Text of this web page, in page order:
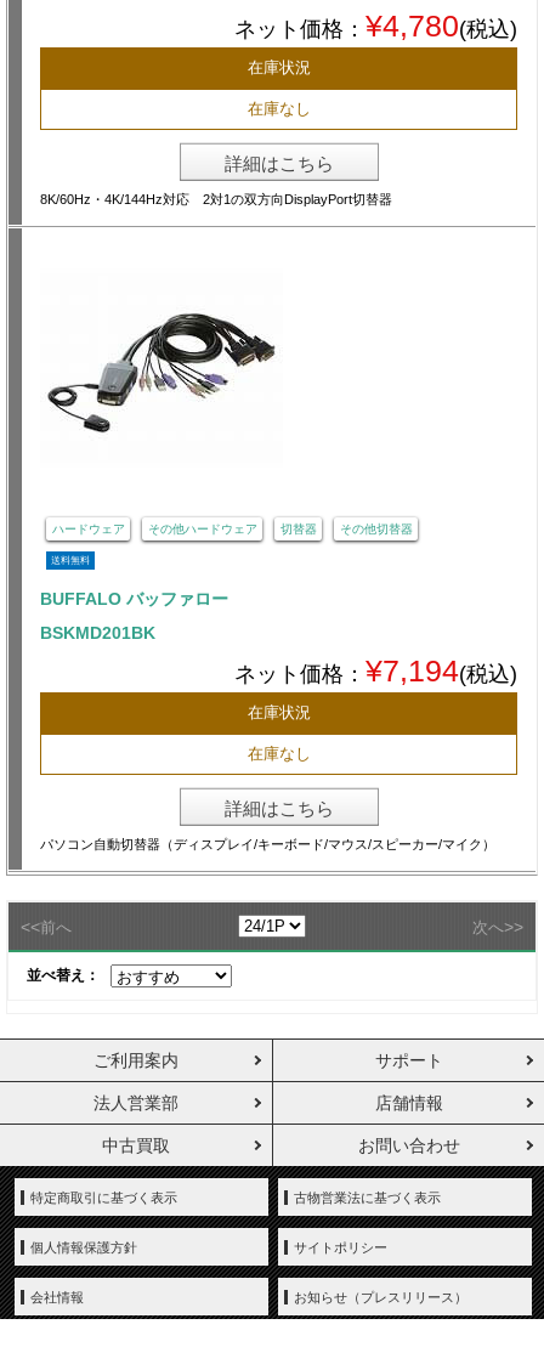
ネット価格： ¥4,780(税込)
在庫状況
在庫なし
詳細はこちら
8K/60Hz・4K/144Hz対応 2対1の双方向DisplayPort切替器
ハードウェア その他ハードウェア 切替器 その他切替器
送料無料
BUFFALO バッファロー
BSKMD201BK
ネット価格： ¥7,194(税込)
在庫状況
在庫なし
詳細はこちら
パソコン自動切替器（ディスプレイ/キーボード/マウス/スピーカー/マイク）
<<前へ 次へ>>
並べ替え：
ご利用案内 サポート
法人営業部 店舗情報
中古買取 お問い合わせ
特定商取引に基づく表示 古物営業法に基づく表示
個人情報保護方針 サイトポリシー
会社情報 お知らせ（プレスリリース）